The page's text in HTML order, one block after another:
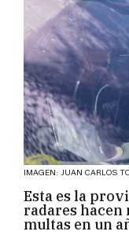
IMAGEN: JUAN CARLOS
Esta es la
radares hacen
multas en un